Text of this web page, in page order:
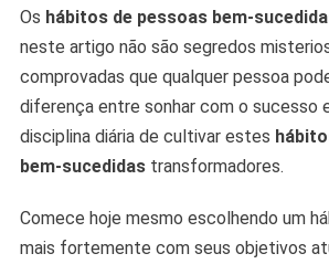
Os hábitos de pessoas bem-
neste artigo não são segredos
comprovadas que qualquer pessoa
diferença entre sonhar com o sucesso
disciplina diária de cultivar estes
bem-sucedidastransformadores.
Comece hoje mesmo escolhendo um
mais fortemente com seus objetivos